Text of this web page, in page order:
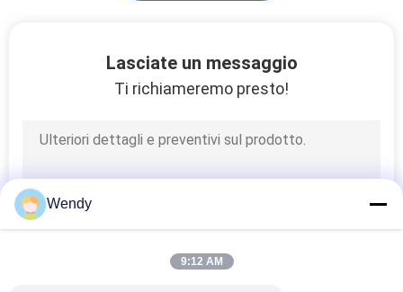
Macchina di prova
del cavo
Lasciate un messaggio
Ti richiameremo presto!
Wendy
9:12 AM